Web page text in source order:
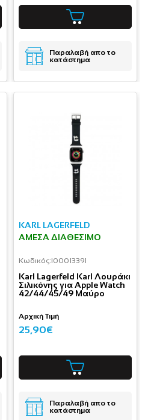
Παραλαβή απο το
κατάστημα
KARL LAGERFELD
ΆΜΕΣΑ ΔΙΑΘΈΣΙΜΟ
Κωδικός:I00013391
Karl Lagerfeld Karl Λουράκι
Σιλικόνης για Apple Watch
42/44/45/49 Μαύρο
Αρχική Τιμή
25,90€
Παραλαβή απο το
κατάστημα